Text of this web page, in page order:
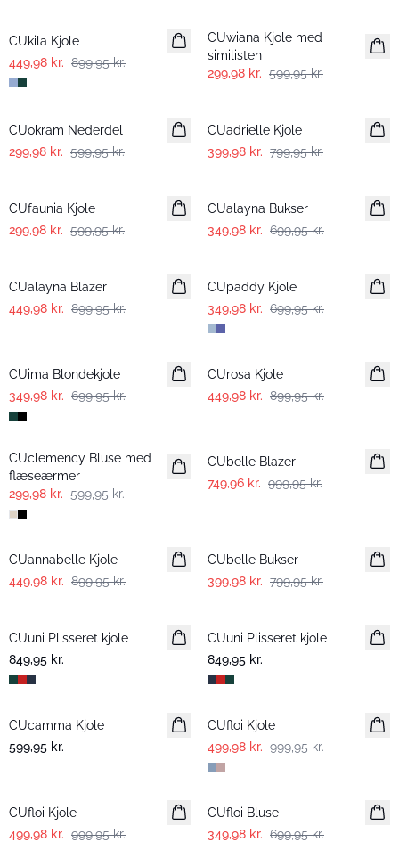
CUkila Kjole
449,98 kr. 899,95 kr.
CUwiana Kjole med
similisten
299,98 kr. 599,95 kr.
CUokram Nederdel
299,98 kr. 599,95 kr.
CUadrielle Kjole
399,98 kr. 799,95 kr.
CUfaunia Kjole
299,98 kr. 599,95 kr.
CUalayna Bukser
349,98 kr. 699,95 kr.
CUalayna Blazer
449,98 kr. 899,95 kr.
CUpaddy Kjole
349,98 kr. 699,95 kr.
CUima Blondekjole
349,98 kr. 699,95 kr.
-50%
CUrosa Kjole
449,98 kr. 899,95 kr.
-50%
CUclemency Bluse med
flæseærmer
299,98 kr. 599,95 kr.
CUbelle Blazer
749,96 kr. 999,95 kr.
-50%
CUannabelle Kjole
449,98 kr. 899,95 kr.
CUbelle Bukser
399,98 kr. 799,95 kr.
CUuni Plisseret kjole
849,95 kr.
CUuni Plisseret kjole
849,95 kr.
Nyhed
CUcamma Kjole
599,95 kr.
-50%
CUfloi Kjole
499,98 kr. 999,95 kr.
CUfloi Kjole
499,98 kr. 999,95 kr.
-50%
CUfloi Bluse
349,98 kr. 699,95 kr.